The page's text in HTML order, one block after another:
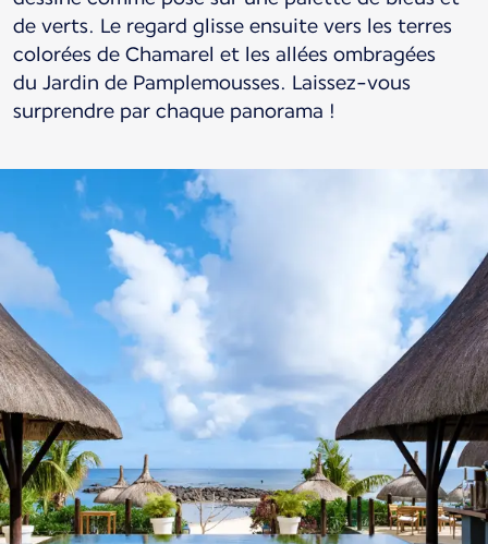
de verts. Le regard glisse ensuite vers les terres
colorées de Chamarel et les allées ombragées
du Jardin de Pamplemousses. Laissez-vous
surprendre par chaque panorama !